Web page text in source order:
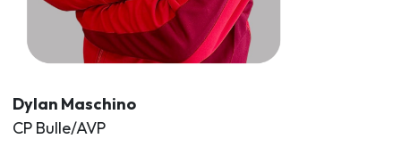
Dylan Maschino
CP Bulle/AVP